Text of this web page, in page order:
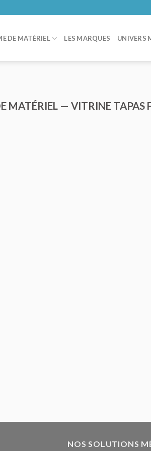
DE MATÉRIEL LES MARQUES UNIVERS
MATÉRIEL — VITRINE TAPAS
NOS SOLUTIONS